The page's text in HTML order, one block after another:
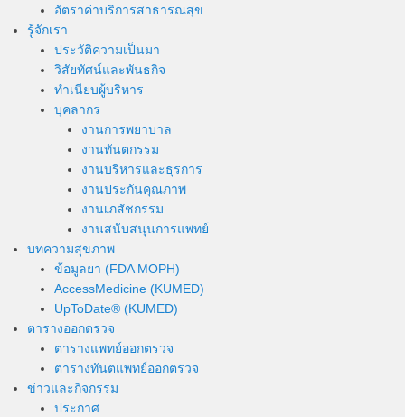
อัตราค่าบริการสาธารณสุข
รู้จักเรา
ประวัติความเป็นมา
วิสัยทัศน์และพันธกิจ
ทำเนียบผู้บริหาร
บุคลากร
งานการพยาบาล
งานทันตกรรม
งานบริหารและธุรการ
งานประกันคุณภาพ
งานเภสัชกรรม
งานสนับสนุนการแพทย์
บทความสุขภาพ
ข้อมูลยา (FDA MOPH)
AccessMedicine (KUMED)
UpToDate® (KUMED)
ตารางออกตรวจ
ตารางแพทย์ออกตรวจ
ตารางทันตแพทย์ออกตรวจ
ข่าวและกิจกรรม
ประกาศ